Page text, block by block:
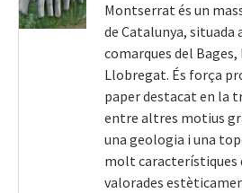
Montserrat és un
de Catalunya, situada
comarques del
Llobregat. És força
paper destacat en la
entre altres motius
una geologia i una
molt característiques
valorades